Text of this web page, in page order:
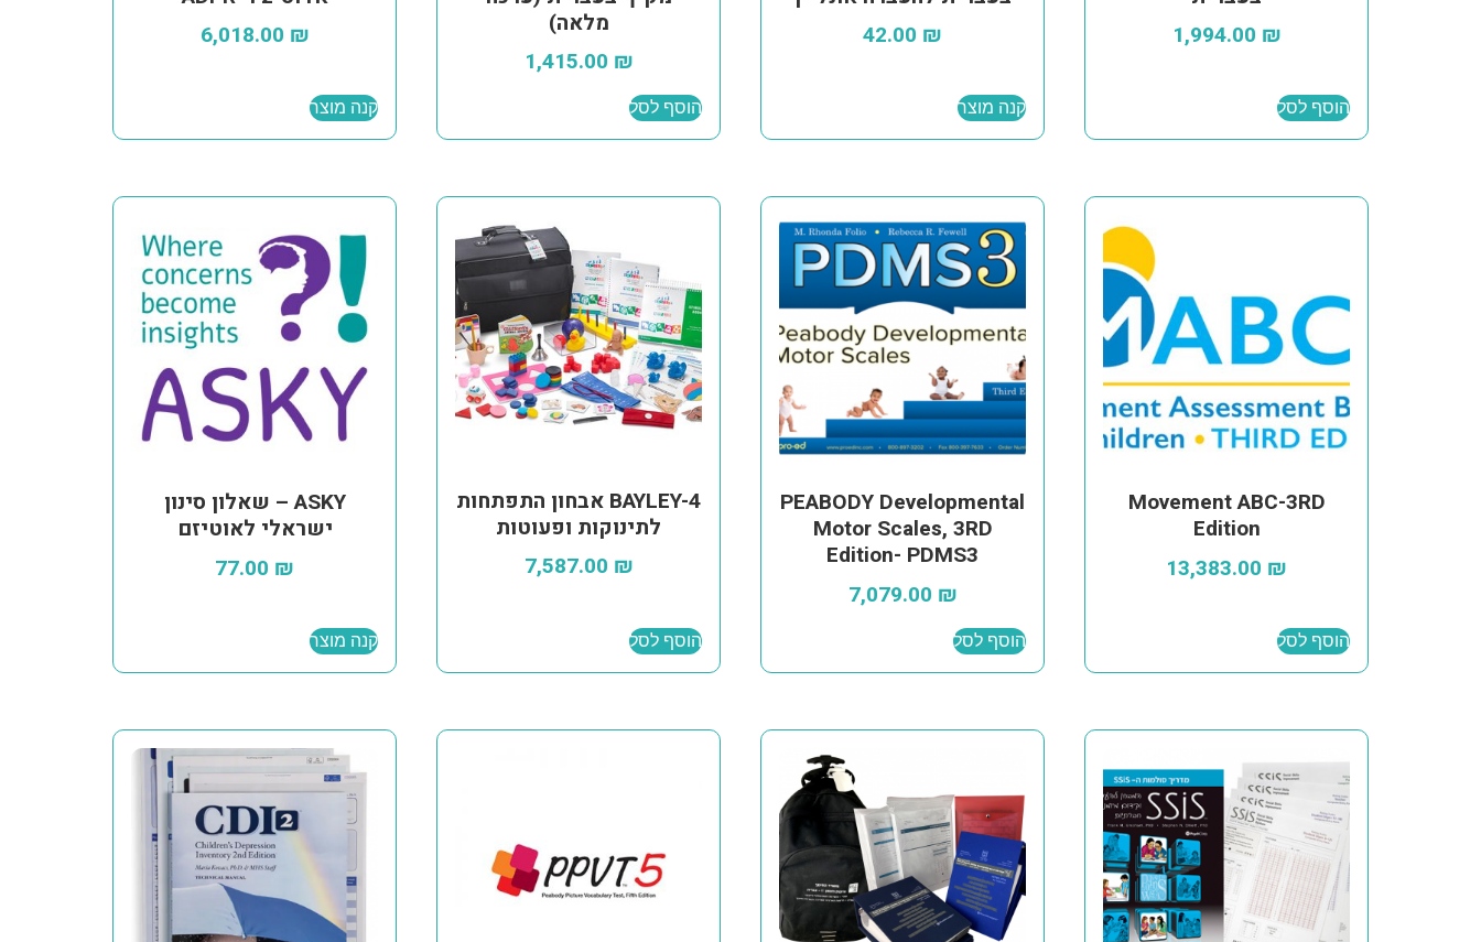
1,994.00 ₪
הוסף לסל
42.00 ₪
קנה מוצר
מלאה)
1,415.00 ₪
הוסף לסל
6,018.00 ₪
קנה מוצר
Movement ABC-3RD
Edition
13,383.00 ₪
הוסף לסל
PEABODY Developmental
Motor Scales, 3RD
Edition- PDMS3
7,079.00 ₪
הוסף לסל
BAYLEY-4 אבחון התפתחות
לתינוקות ופעוטות
7,587.00 ₪
הוסף לסל
ASKY – שאלון סינון
ישראלי לאוטיזם
77.00 ₪
קנה מוצר